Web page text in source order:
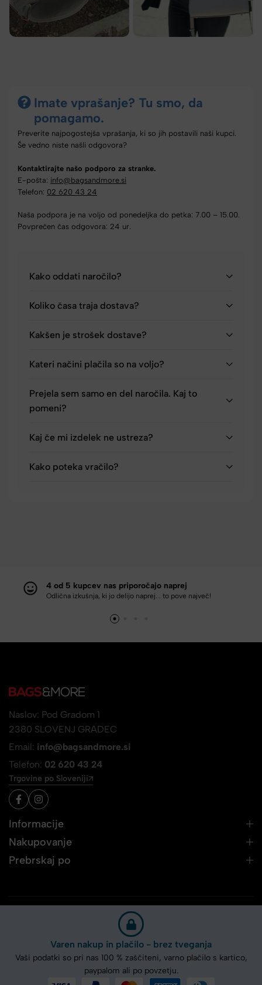
Imate vprašanje? Tu smo, da
pomagamo.
Preverite najpogostejša vprašanja, ki so jih postavili naši kupci.
Še vedno niste našli odgovora?
Kontaktirajte našo podporo za stranke.
E-pošta: info@bagsandmore.si
Telefon: 02 620 43 24
Naša podpora je na voljo od ponedeljka do petka: 7.00 – 15.00.
Povprečen čas odgovora: 24 ur.
Kako oddati naročilo?
Koliko časa traja dostava?
Kakšen je strošek dostave?
Kateri načini plačila so na voljo?
Prejela sem samo en del naročila. Kaj to
pomeni?
Kaj če mi izdelek ne ustreza?
Kako poteka vračilo?
4 od 5 kupcev nas priporočajo naprej
Odlična izkušnja, ki jo delijo naprej... to pove največ!
Naslov: Pod Gradom 1
2380 SLOVENJ GRADEC
Email: info@bagsandmore.si
Telefon: 02 620 43 24
Trgovine po Sloveniji
Informacije
Nakupovanje
Prebrskaj po
Varen nakup in plačilo - brez tveganja
Vaši podatki so pri nas 100 % zaščiteni, varno plačilo s kartico,
paypalom ali po povzetju.